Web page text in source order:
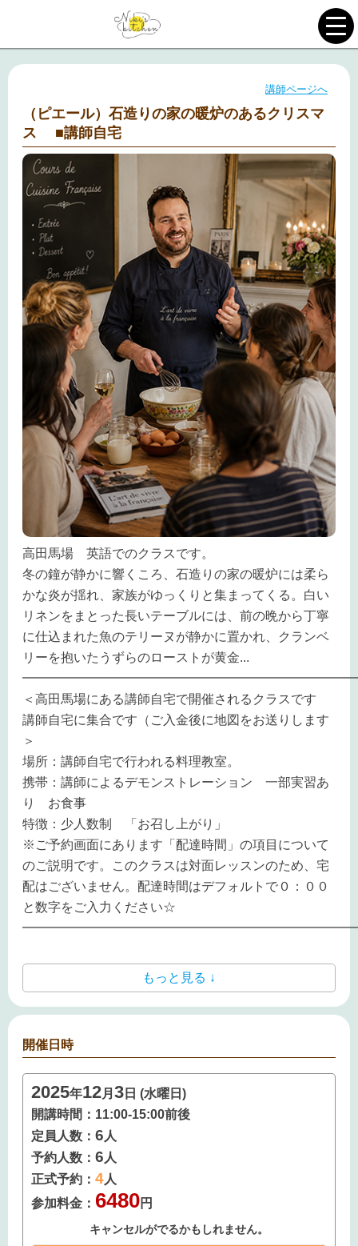
講師ページへ
（ピエール）石造りの家の暖炉のあるクリスマ
ス ■講師自宅
高田馬場 英語でのクラスです。
冬の鐘が静かに響くころ、石造りの家の暖炉には柔ら
かな炎が揺れ、家族がゆっくりと集まってくる。白い
リネンをまとった長いテーブルには、前の晩から丁寧
に仕込まれた魚のテリーヌが静かに置かれ、クランベ
リーを抱いたうずらのローストが黄金...
＜高田馬場にある講師自宅で開催されるクラスです
講師自宅に集合です（ご入金後に地図をお送りします
＞
場所：講師自宅で行われる料理教室。
携帯：講師によるデモンストレーション 一部実習あ
り お食事
特徴：少人数制 「お召し上がり」
※ご予約画面にあります「配達時間」の項目について
のご説明です。このクラスは対面レッスンのため、宅
配はございません。配達時間はデフォルトで０：００
と数字をご入力ください☆
もっと見る ↓
開催日時
2025年12月 3 日 (水曜日)
開講時間： 11:00-15:00前後
定員人数： 6 人
予約人数： 6 人
正式予約： 4人
参加料金： 6480円
キャンセルがでるかもしれません。